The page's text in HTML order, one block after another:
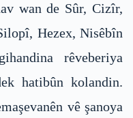
wan de Sûr, Cizîr,
Hezex, Nisêbîn
rêveberiya
hatibûn kolandin.
vê şanoya